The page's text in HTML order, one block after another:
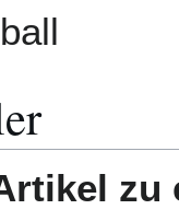
zu